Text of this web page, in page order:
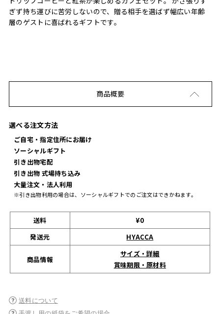
ぎず持ち運びに苦労しないので、贈る相手を選ばず幅広い年齢
層のゲストに喜ばれるギフトです。
商品概要
選べる注文方法
ご自宅・指定住所にお届け
ソーシャルギフト
引き出物宅配
引き出物 式場持ち込み
大量注文・法人利用
※引き出物利用の場合は、ソーシャルギフトでのご注文はできかねます。
送料
¥0
発送元
HYACCA
商品情報
サイズ・詳細
賞味期限・原材料
送料について